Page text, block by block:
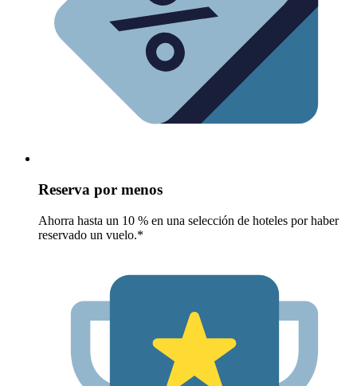
Reserva por menos
Ahorra hasta un 10 % en una selección de hoteles por haber
reservado un vuelo.*